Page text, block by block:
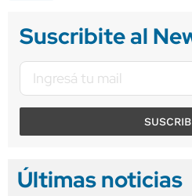
Suscribite al
Últimas noticias